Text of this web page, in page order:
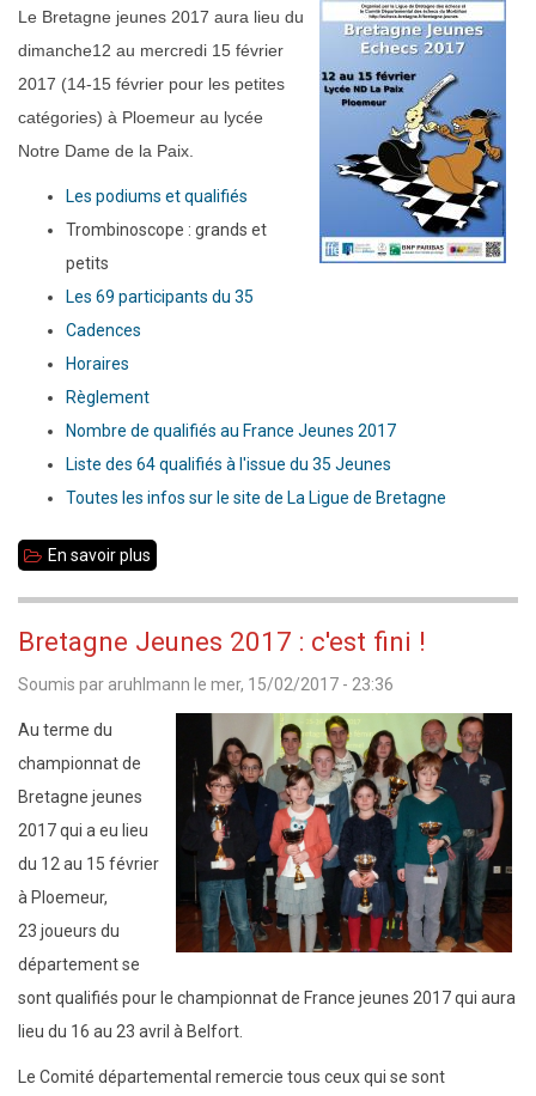
Le Bretagne jeunes 2017 aura lieu du
dimanche12 au mercredi 15 février
2017 (14-15 février pour les petites
catégories) à Ploemeur au lycée
Notre Dame de la Paix.
Les podiums et qualifiés
Trombinoscope : grands et
petits
Les 69 participants du 35
Cadences
Horaires
Règlement
Nombre de qualifiés au France Jeunes 2017
Liste des 64 qualifiés à l'issue du 35 Jeunes
Toutes les infos sur le site de La Ligue de Bretagne
En savoir plus
2017
du
à
Ploemeur
Bretagne Jeunes 2017 : c'est fini !
Soumis par aruhlmann le mer, 15/02/2017 - 23:36
Au terme du
championnat de
Bretagne jeunes
2017 qui a eu lieu
du 12 au 15 février
à Ploemeur,
23 joueurs du
département se
sont qualifiés pour le championnat de France jeunes 2017 qui aura
lieu du 16 au 23 avril à Belfort.
Le Comité départemental remercie tous ceux qui se sont